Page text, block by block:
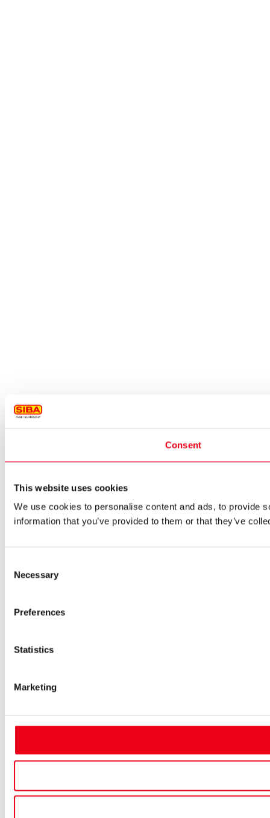
Consent
This website uses cookies
We use cookies to personalise content and ads, to provide
information that you’ve provided to them or that they’ve
Selection
Necessary
Preferences
Statistics
Marketing